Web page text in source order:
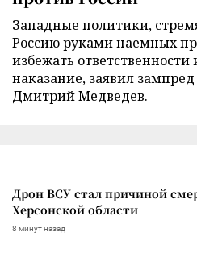
Западные политики,
Россию руками наемных
избежать
наказание, заявил зампред
Дмитрий Медведев.
Дрон ВСУ стал причиной
Херсонской области
8 минут назад